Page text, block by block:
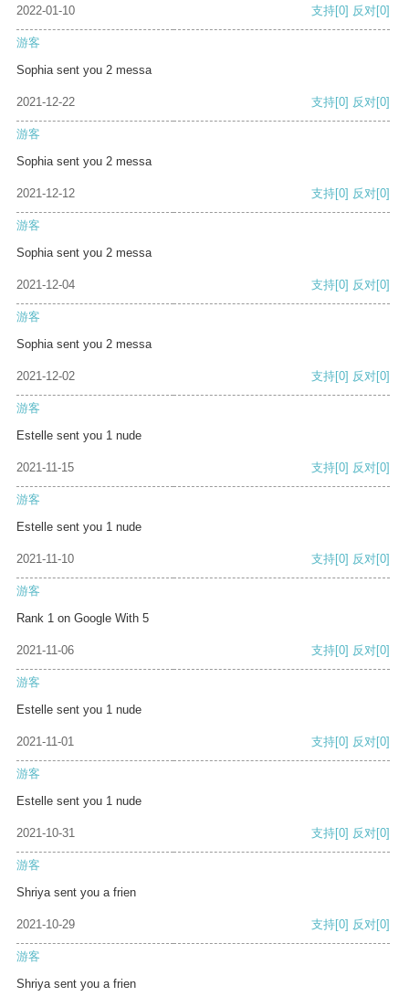
2022-01-10 支持[0] 反对[0]
游客
Sophia sent you 2 messa
2021-12-22 支持[0] 反对[0]
游客
Sophia sent you 2 messa
2021-12-12 支持[0] 反对[0]
游客
Sophia sent you 2 messa
2021-12-04 支持[0] 反对[0]
游客
Sophia sent you 2 messa
2021-12-02 支持[0] 反对[0]
游客
Estelle sent you 1 nude
2021-11-15 支持[0] 反对[0]
游客
Estelle sent you 1 nude
2021-11-10 支持[0] 反对[0]
游客
Rank 1 on Google With 5
2021-11-06 支持[0] 反对[0]
游客
Estelle sent you 1 nude
2021-11-01 支持[0] 反对[0]
游客
Estelle sent you 1 nude
2021-10-31 支持[0] 反对[0]
游客
Shriya sent you a frien
2021-10-29 支持[0] 反对[0]
游客
Shriya sent you a frien